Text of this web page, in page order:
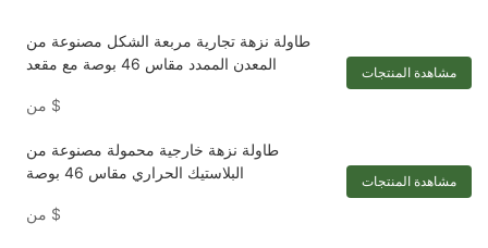
طاولة نزهة تجارية مربعة الشكل مصنوعة من
المعدن الممدد مقاس 46 بوصة مع مقعد
$
مشاهدة المنتجات
طاولة نزهة خارجية محمولة مصنوعة من
البلاستيك الحراري مقاس 46 بوصة
$
مشاهدة المنتجات